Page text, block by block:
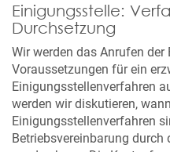
Einigungsstelle:
Durchsetzung
Wir werden das Anrufen
Voraussetzungen für ein
Einigungsstellenverfahren
werden wir diskutieren,
Einigungsstellenverfahren
Betriebsvereinbarung